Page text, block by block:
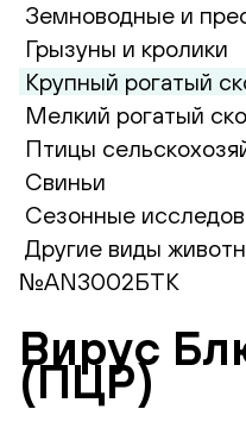
Земноводные и
Грызуны и кролики
Крупный рогатый
Мелкий рогатый
Птицы
Свиньи
Сезонные
Другие виды
№AN3002БТК
Вирус
(ПЦР)